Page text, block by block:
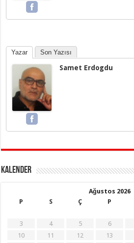
Yazar Son Yazısı
Samet Erdogdu
KALENDER
Ağustos 2026
P
S Ç P
3
4 5 6
10
11 12 13